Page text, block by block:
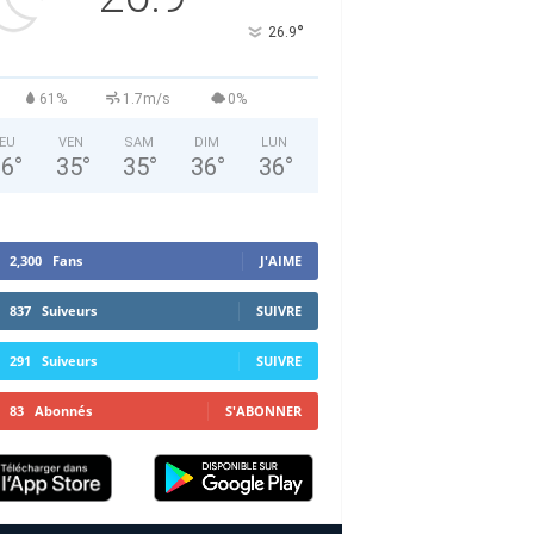
26.9°
61% 1.7m/s 0%
°
VEN
35°
SAM
35°
DIM
36°
LUN
36°
2,300 Fans J'AIME
837 Suiveurs SUIVRE
291 Suiveurs SUIVRE
83 Abonnés S'ABONNER